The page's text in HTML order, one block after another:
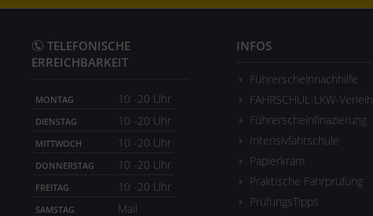
TELEFONISCHE
ERREICHBARKEIT
MONTAG 10 -20 Uhr
DIENSTAG 10 -20 Uhr
MITTWOCH 10 -20 Uhr
DONNERSTAG 10 -20 Uhr
FREITAG 10 -20 Uhr
SAMSTAG Mail
INFOS
Führerscheinnachhilfe
FAHRSCHUL-LKW-Verleih
Führerscheinfinazierung
Intensivfahrschule
Papierkram
Praktische Fahrprüfung
PrüfungsTipps